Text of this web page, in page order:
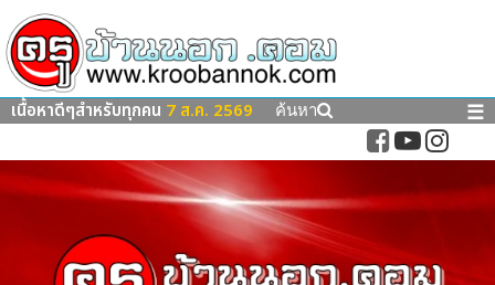
เนื้อหาดีๆสำหรับทุกคน 7 ส.ค. 2569 ค้นหา ☰